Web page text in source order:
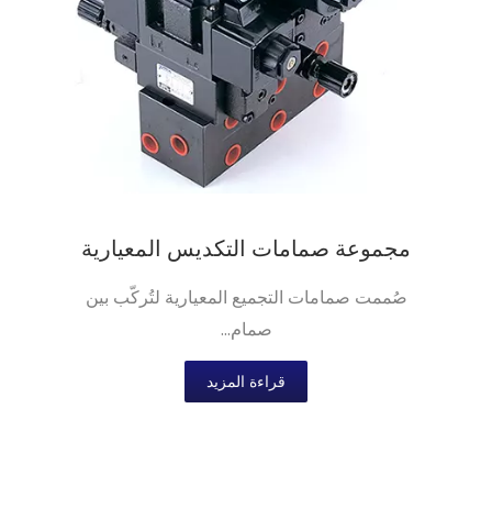
مجموعة صمامات التكديس المعيارية
صُممت صمامات التجميع المعيارية لتُركّب بين
صمام...
قراءة المزيد